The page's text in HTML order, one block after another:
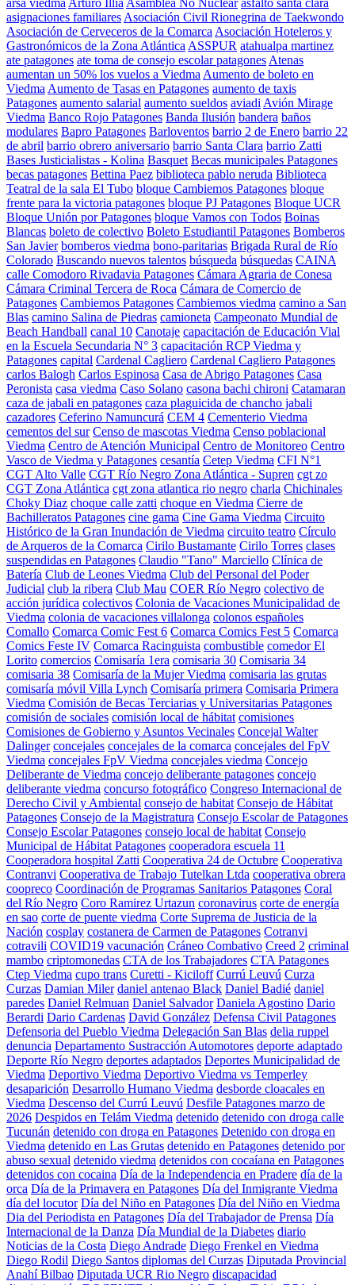
arsa viedma Arturo Illia Asamblea No Nuclear asfalto santa clara
asignaciones familiares Asociación Civil Rionegrina de Taekwondo
Asociación de Cerveceros de la Comarca Asociación Hoteleros y
Gastronómicos de la Zona Atlántica ASSPUR atahualpa martinez
ate patagones ate toma de consejo escolar patagones Atenas
aumentan un 50% los vuelos a Viedma Aumento de boleto en
Viedma Aumento de Tasas en Patagones aumento de taxis
Patagones aumento salarial aumento sueldos aviadi Avión Mirage
Viedma Banco Rojo Patagones Banda Ilusión bandera baños
modulares Bapro Patagones Barloventos barrio 2 de Enero barrio 22
de abril barrio obrero aniversario barrio Santa Clara barrio Zatti
Bases Justicialistas - Kolina Basquet Becas municipales Patagones
becas patagones Bettina Paez biblioteca pablo neruda Biblioteca
Teatral de la sala El Tubo bloque Cambiemos Patagones bloque
frente para la victoria patagones bloque PJ Patagones Bloque UCR
Bloque Unión por Patagones bloque Vamos con Todos Boinas
Blancas boleto de colectivo Boleto Estudiantil Patagones Bomberos
San Javier bomberos viedma bono-paritarias Brigada Rural de Río
Colorado Buscando nuevos talentos búsqueda búsquedas CAINA
calle Comodoro Rivadavia Patagones Cámara Agraria de Conesa
Cámara Criminal Tercera de Roca Cámara de Comercio de
Patagones Cambiemos Patagones Cambiemos viedma camino a San
Blas camino Salina de Piedras camioneta Campeonato Mundial de
Beach Handball canal 10 Canotaje capacitación de Educación Vial
en la Escuela Secundaria N° 3 capacitación RCP Viedma y
Patagones capital Cardenal Cagliero Cardenal Cagliero Patagones
carlos Balogh Carlos Espinosa Casa de Abrigo Patagones Casa
Peronista casa viedma Caso Solano casona bachi chironi Catamaran
caza de jabali en patagones caza plaguicida de chancho jabali
cazadores Ceferino Namuncurá CEM 4 Cementerio Viedma
cementos del sur Censo de mascotas Viedma Censo poblacional
Viedma Centro de Atención Municipal Centro de Monitoreo Centro
Vasco de Viedma y Patagones cesantía Cetep Viedma CFI N°1
CGT Alto Valle CGT Río Negro Zona Atlántica - Supren cgt zo
CGT Zona Atlántica cgt zona atlantica rio negro charla Chichinales
Choky Diaz choque calle zatti choque en Viedma Cierre de
Bachilleratos Patagones cine gama Cine Gama Viedma Circuito
Histórico de la Gran Inundación de Viedma circuito teatro Círculo
de Arqueros de la Comarca Cirilo Bustamante Cirilo Torres clases
suspendidas en Patagones Claudio "Tano" Marciello Clínica de
Batería Club de Leones Viedma Club del Personal del Poder
Judicial club la ribera Club Mau COER Río Negro colectivo de
acción jurídica colectivos Colonia de Vacaciones Municipalidad de
Viedma colonia de vacaciones villalonga colonos españoles
Comallo Comarca Comic Fest 6 Comarca Comics Fest 5 Comarca
Comics Feste IV Comarca Racinguista combustible comedor El
Lorito comercios Comisaría 1era comisaria 30 Comisaria 34
comisaria 38 Comisaría de la Mujer Viedma comisaria las grutas
comisaría móvil Villa Lynch Comisaría primera Comisaria Primera
Viedma Comisión de Becas Terciarias y Universitarias Patagones
comisión de sociales comisión local de hábitat comisiones
Comisiones de Gobierno y Asuntos Vecinales Concejal Walter
Dalinger concejales concejales de la comarca concejales del FpV
Viedma concejales FpV Viedma concejales viedma Concejo
Deliberante de Viedma concejo deliberante patagones concejo
deliberante viedma concurso fotográfico Congreso Internacional de
Derecho Civil y Ambiental consejo de habitat Consejo de Hábitat
Patagones Consejo de la Magistratura Consejo Escolar de Patagones
Consejo Escolar Patagones consejo local de habitat Consejo
Municipal de Hábitat Patagones cooperadora escuela 11
Cooperadora hospital Zatti Cooperativa 24 de Octubre Cooperativa
Contranvi Cooperativa de Trabajo Tutelkan Ltda cooperativa obrera
coopreco Coordinación de Programas Sanitarios Patagones Coral
del Río Negro Coro Ramirez Urtazun coronavirus corte de energía
en sao corte de puente viedma Corte Suprema de Justicia de la
Nación cosplay costanera de Carmen de Patagones Cotranvi
cotravili COVID19 vacunación Cráneo Combativo Creed 2 criminal
mambo criptomonedas CTA de los Trabajadores CTA Patagones
Ctep Viedma cupo trans Curetti - Kiciloff Currú Leuvú Curza
Curzas Damian Miler daniel antenao Black Daniel Badié daniel
paredes Daniel Relmuan Daniel Salvador Daniela Agostino Dario
Berardi Dario Cardenas David González Defensa Civil Patagones
Defensoria del Pueblo Viedma Delegación San Blas delia ruppel
denuncia Departamento Sustracción Automotores deporte adaptado
Deporte Río Negro deportes adaptados Deportes Municipalidad de
Viedma Deportivo Viedma Deportivo Viedma vs Temperley
desaparición Desarrollo Humano Viedma desborde cloacales en
Viedma Descenso del Currú Leuvú Desfile Patagones marzo de
2026 Despidos en Telám Viedma detenido detenido con droga calle
Tucunán detenido con droga en Patagones Detenido con droga en
Viedma detenido en Las Grutas detenido en Patagones detenido por
abuso sexual detenido viedma detenidos con cocaíana en Patagones
detenidos con cocaina Día de la Independencia en Pradere día de la
orca Día de la Primavera en Patagones Día del Inmigrante Viedma
día del locutor Día del Niño en Patagones Día del Niño en Viedma
Dia del Periodista en Patagones Día del Trabajador de Prensa Día
Internacional de la Danza Día Mundial de la Diabetes diario
Noticias de la Costa Diego Andrade Diego Frenkel en Viedma
Diego Rodil Diego Santos diplomas del Curzas Diputada Provincial
Anahí Bilbao Diputada UCR Rio Negro discapacidad